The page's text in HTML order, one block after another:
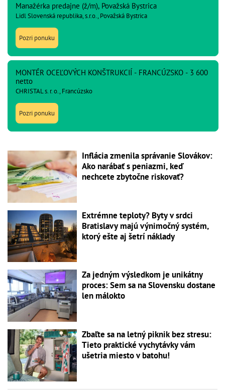
Manažérka predajne (ž/m), Považská Bystrica
Lidl Slovenská republika, s.r.o., Považská Bystrica
Pozri ponuku
MONTÉR OCEĽOVÝCH KONŠTRUKCIÍ - FRANCÚZSKO - 3 600
netto
CHRISTAL s. r. o., Francúzsko
Pozri ponuku
Inflácia zmenila správanie Slovákov:
Ako narábať s peniazmi, keď
nechcete zbytočne riskovať?
Extrémne teploty? Byty v srdci
Bratislavy majú výnimočný systém,
ktorý ešte aj šetrí náklady
Za jedným výsledkom je unikátny
proces: Sem sa na Slovensku dostane
len málokto
Zbaľte sa na letný piknik bez stresu:
Tieto praktické vychytávky vám
ušetria miesto v batohu!